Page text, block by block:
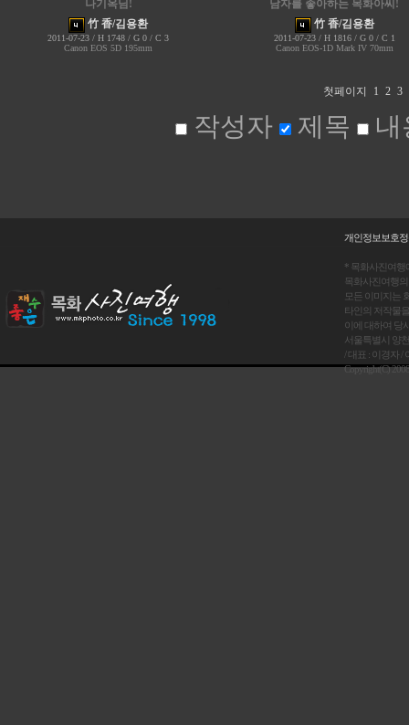
나기옥님!
竹 香/김용환
2011-07-23 / H 1748 / G 0 / C 3
Canon EOS 5D 195mm
남자를 좋아하는 목화아씨!
竹 香/김용환
2011-07-23 / H 1816 / G 0 / C 1
Canon EOS-1D Mark IV 70mm
첫페이지 1 2 3
작성자 제목
개인정보보호
* 목화사진여행
목화사진여행
모든 이미지는
타인의 저작물
이에 대하여 당
서울특별시 양
/ 대표 : 이경자 /
Copyright(C)